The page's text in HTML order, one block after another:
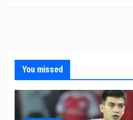
You missed